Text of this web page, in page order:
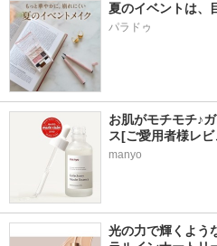
夏のイベントは、
パラドゥ
お肌がモチモチ♪
ス[ご愛用者様レ
manyo
光の力で輝くよう